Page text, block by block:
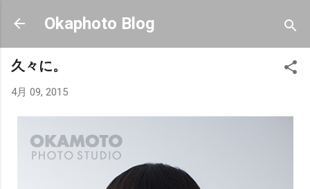
スキップしてメイン コンテンツに移動
Okaphoto Blog
久々に。
4月 09, 2015